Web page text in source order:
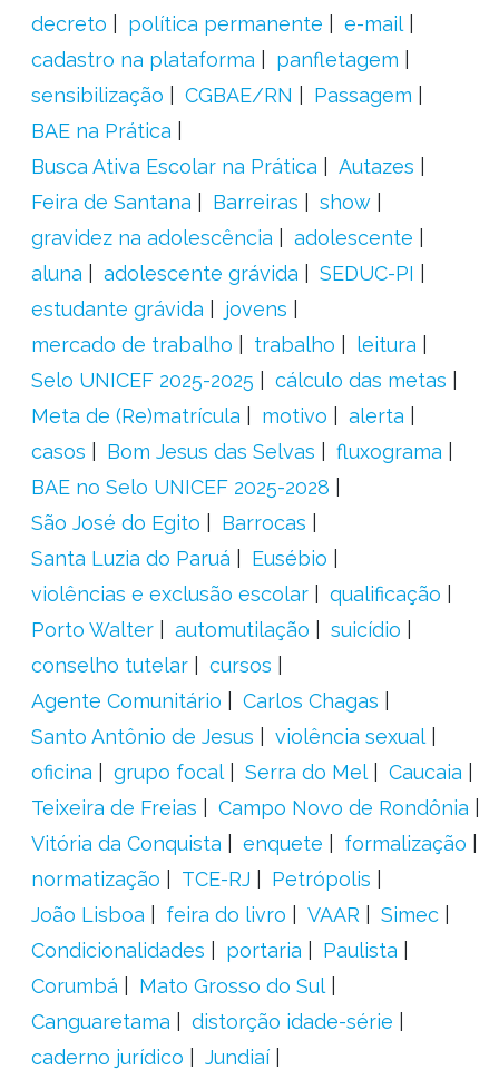
decreto
política permanente
e-mail
cadastro na plataforma
panfletagem
sensibilização
CGBAE/RN
Passagem
BAE na Prática
Busca Ativa Escolar na Prática
Autazes
Feira de Santana
Barreiras
show
gravidez na adolescência
adolescente
aluna
adolescente grávida
SEDUC-PI
estudante grávida
jovens
mercado de trabalho
trabalho
leitura
Selo UNICEF 2025-2025
cálculo das metas
Meta de (Re)matrícula
motivo
alerta
casos
Bom Jesus das Selvas
fluxograma
BAE no Selo UNICEF 2025-2028
São José do Egito
Barrocas
Santa Luzia do Paruá
Eusébio
violências e exclusão escolar
qualificação
Porto Walter
automutilação
suicídio
conselho tutelar
cursos
Agente Comunitário
Carlos Chagas
Santo Antônio de Jesus
violência sexual
oficina
grupo focal Serra do Mel
Caucaia
Teixeira de Freias
Campo Novo de Rondônia
Vitória da Conquista
enquete
formalização
normatização
TCE-RJ
Petrópolis
João Lisboa
feira do livro VAAR
Simec
Condicionalidades
portaria
Paulista
Corumbá
Mato Grosso do Sul
Canguaretama
distorção idade-série
caderno jurídico
Jundiaí